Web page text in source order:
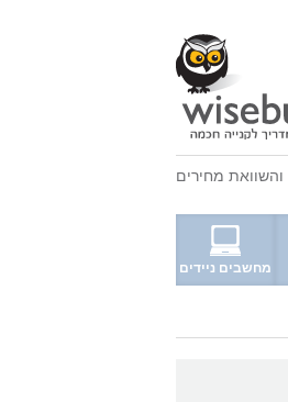
והשוואת מחירים
מחשבים ניידים